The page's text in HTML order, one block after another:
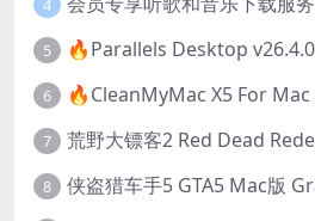
4
5
6
7
8